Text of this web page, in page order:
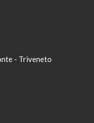
- Triveneto